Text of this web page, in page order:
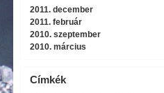
2011. december
2011. február
2010. szeptember
2010. március
Címkék